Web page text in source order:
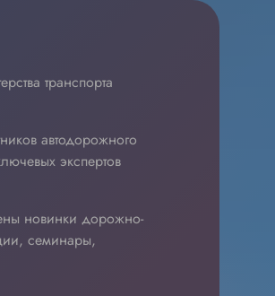
транспорта
автодорожного
экспертов
новинки дорожно-
семинары,